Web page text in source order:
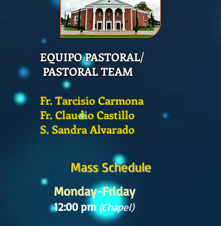
EQUIPO PASTORAL/
PASTORAL TEAM
Fr. Tarcisio Carmona
Fr. Claudio Castillo
S. Sandra Alvarado
Mass Schedule
Monday-Friday
12:00 pm (Chapel)